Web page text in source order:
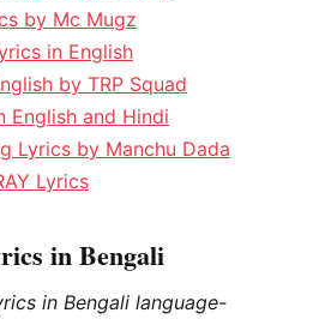
by Mc Mugz
in English
by TRP Squad
English and Hindi
Lyrics by Manchu Dada
Lyrics
in Bengali
in Bengali language-